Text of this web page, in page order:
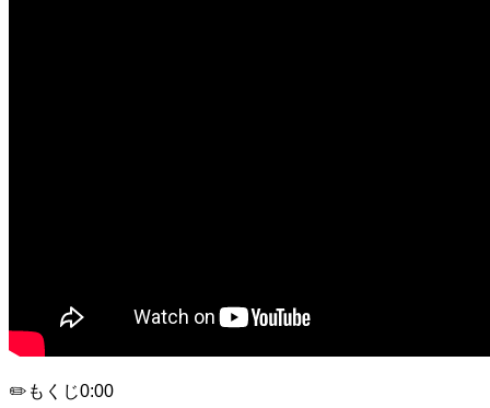
✏️もくじ0:00